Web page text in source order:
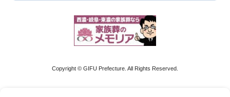
Copyright © GIFU Prefecture. All Rights Reserved.